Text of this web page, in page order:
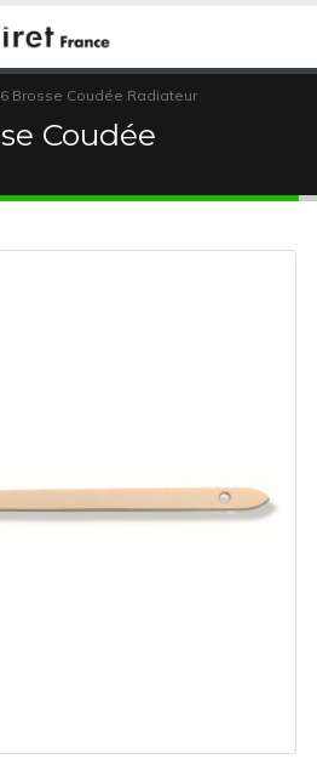
Brosse Coudée Radiateur
Coudée